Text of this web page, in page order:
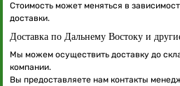
Стоимость может меняться в
доставки.
Доставка по Дальнему Востоку и
Мы можем осуществить доставку до
компании.
Вы предоставляете нам контакты